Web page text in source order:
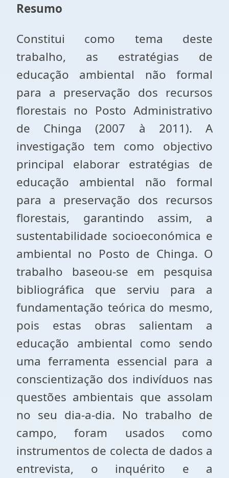
Resumo
Constitui como tema deste
trabalho, as estratégias de
educação ambiental não formal
para a preservação dos recursos
florestais no Posto Administrativo
de Chinga (2007 à 2011). A
investigação tem como objectivo
principal elaborar estratégias de
educação ambiental não formal
para a preservação dos recursos
florestais, garantindo assim, a
sustentabilidade socioeconómica e
ambiental no Posto de Chinga. O
trabalho baseou-se em pesquisa
bibliográfica que serviu para a
fundamentação teórica do mesmo,
pois estas obras salientam a
educação ambiental como sendo
uma ferramenta essencial para a
conscientização dos indivíduos nas
questões ambientais que assolam
no seu dia-a-dia. No trabalho de
campo, foram usados como
instrumentos de colecta de dados a
entrevista, o inquérito e a